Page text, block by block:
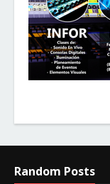
Random Posts